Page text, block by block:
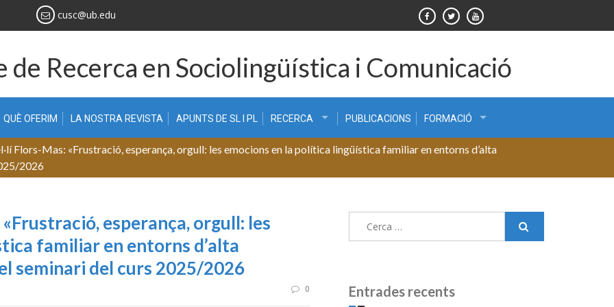
cusc@ub.edu
de Recerca en Sociolingüística i Comunicació
QUÈ OFERIM LA NOSTRA REVISTA APUNTS DE SL I PL RECERCA PUBLICACIONS FORMACIÓ
Flors-Mas: «Frustració, esperança, orgull: les emocions en la política lingüística familiar en entorns d’alta
2026
esperança, orgull: les
familiar en entorns d’alta
seminari del curs 2025/2026
0 Entrades recents